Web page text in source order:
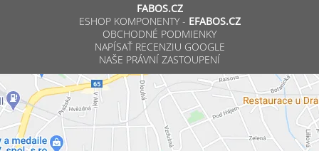
FABOS.CZ
ESHOP KOMPONENTY - EFABOS.CZ
OBCHODNÉ PODMIENKY
NAPÍSAŤ RECENZIU GOOGLE
NAŠE PRÁVNÍ ZASTOUPENÍ